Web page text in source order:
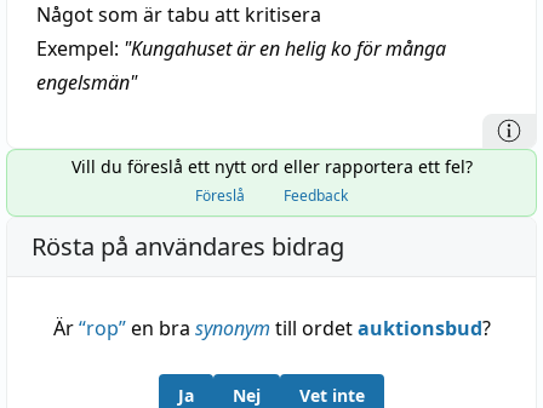
Något som är tabu att kritisera
Exempel: "Kungahuset är en helig ko för många
engelsmän"
Vill du föreslå ett nytt ord eller rapportera ett fel?
Föreslå Feedback
Rösta på användares bidrag
Är“rop”en bra synonym till ordetauktionsbud?
Ja Nej Vet inte